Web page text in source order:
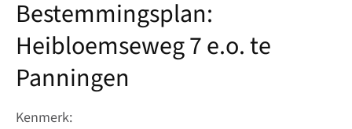
Bestemmingsplan:
Heibloemseweg 7 e.o. te
Panningen
Kenmerk